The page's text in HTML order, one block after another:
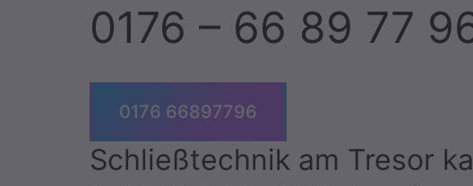
0176 – 66 89 77
0176 66897796
Schließtechnik am Tresor